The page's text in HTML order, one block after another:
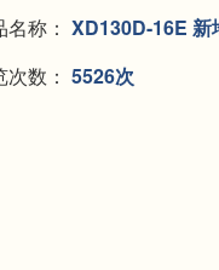
称： XD130D-16E 新
数： 5526次